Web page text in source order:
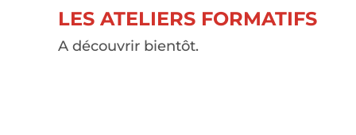
LES ATELIERS FORMATIFS
A découvrir bientôt.